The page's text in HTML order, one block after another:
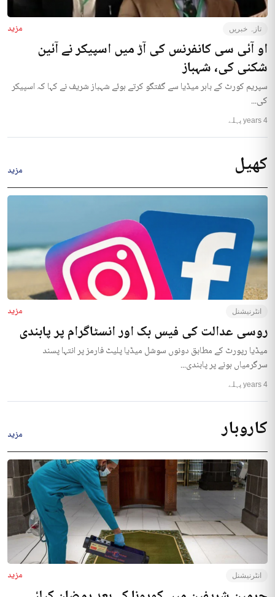
تازہ خبریں مزید
او آئی سی کانفرنس کی آڑ میں اسپیکر نے آئین
شکنی کی، شہباز
سپریم کورٹ کے باہر میڈیا سے گفتگو کرتے ہوئے شہباز شریف نے کہا کہ اسپیکر
کی...
4 years پہلے
کھیل مزید
انٹرنیشنل مزید
روسی عدالت کی فیس بک اور انسٹاگرام پر پابندی
میڈیا رپورٹ کے مطابق دونوں سوشل میڈیا پلیٹ فارمز پر انتہا پسند
سرگرمیاں ہونے پر پابندی...
4 years پہلے
کاروبار مزید
انٹرنیشنل مزید